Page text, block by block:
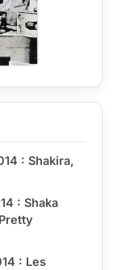
: Shakira,
: Shaka
: Les